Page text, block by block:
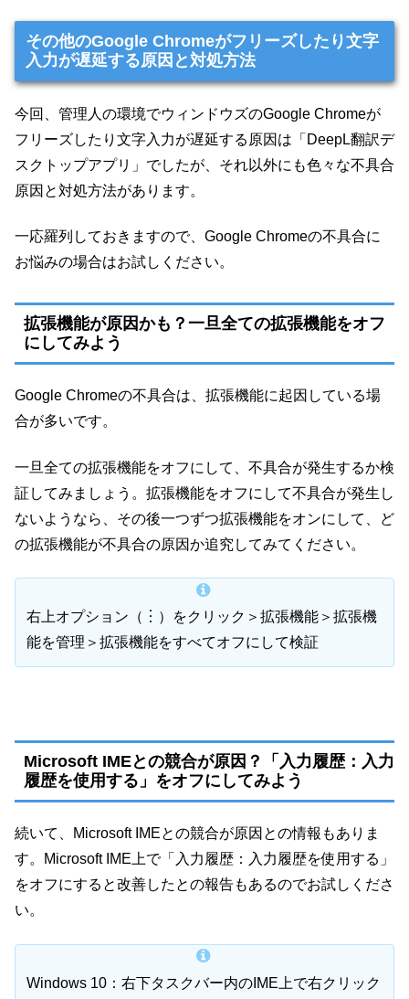
その他のGoogle Chromeがフリーズしたり文字
入力が遅延する原因と対処方法
今回、管理人の環境でウィンドウズのGoogle Chromeが
フリーズしたり文字入力が遅延する原因は「DeepL翻訳デ
スクトップアプリ」でしたが、それ以外にも色々な不具合
原因と対処方法があります。
一応羅列しておきますので、Google Chromeの不具合に
お悩みの場合はお試しください。
拡張機能が原因かも？一旦全ての拡張機能をオフ
にしてみよう
Google Chromeの不具合は、拡張機能に起因している場
合が多いです。
一旦全ての拡張機能をオフにして、不具合が発生するか検
証してみましょう。拡張機能をオフにして不具合が発生し
ないようなら、その後一つずつ拡張機能をオンにして、ど
の拡張機能が不具合の原因か追究してみてください。
右上オプション（︙）をクリック＞拡張機能＞拡張機
能を管理＞拡張機能をすべてオフにして検証
Microsoft IMEとの競合が原因？「入力履歴：入力
履歴を使用する」をオフにしてみよう
続いて、Microsoft IMEとの競合が原因との情報もありま
す。Microsoft IME上で「入力履歴：入力履歴を使用する」
をオフにすると改善したとの報告もあるのでお試しくださ
い。
Windows 10：右下タスクバー内のIME上で右クリック